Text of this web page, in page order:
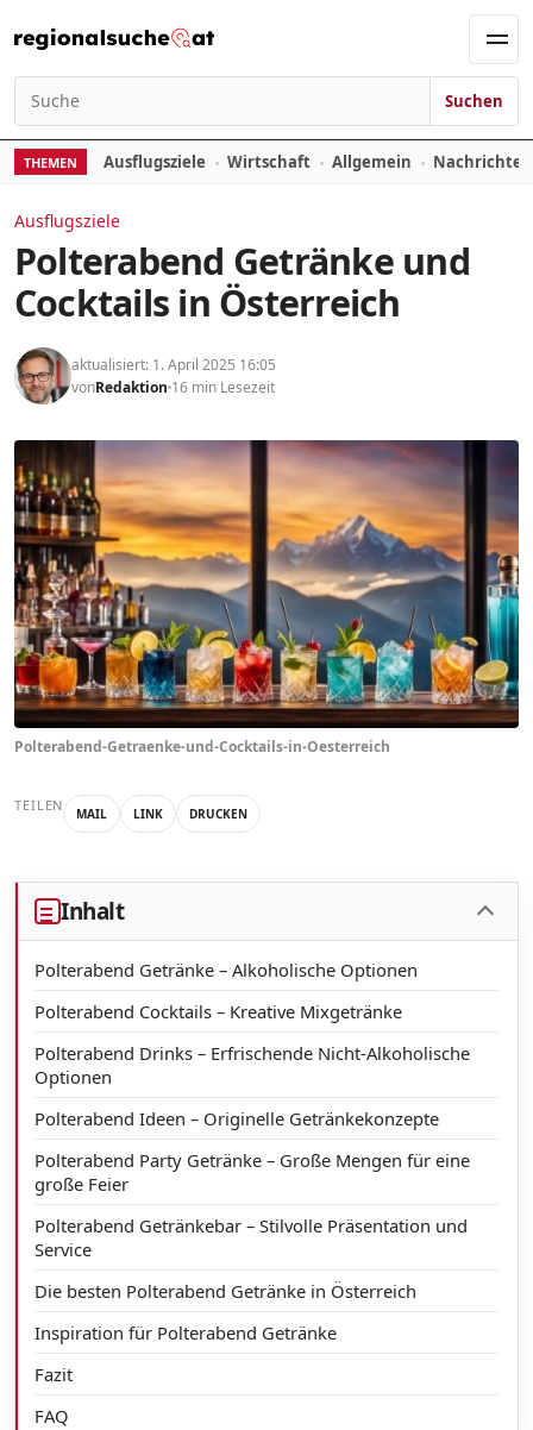
Suchen nach:
Suchen
THEMEN Ausflugsziele Wirtschaft Allgemein
Ausflugsziele
Polterabend Getränke und
Cocktails in Österreich
aktualisiert: 1. April 2025 16:05
vonRedaktion 16 min Lesezeit
Polterabend-Getraenke-und-Cocktails-in-Oesterreich
TEILEN MAIL LINK DRUCKEN
Inhalt
Polterabend Getränke – Alkoholische Optionen
Polterabend Cocktails – Kreative Mixgetränke
Polterabend Drinks – Erfrischende Nicht-Alkoholische
Optionen
Polterabend Ideen – Originelle Getränkekonzepte
Polterabend Party Getränke – Große Mengen für eine
große Feier
Polterabend Getränkebar – Stilvolle Präsentation und
Service
Die besten Polterabend Getränke in Österreich
Inspiration für Polterabend Getränke
Fazit
FAQ